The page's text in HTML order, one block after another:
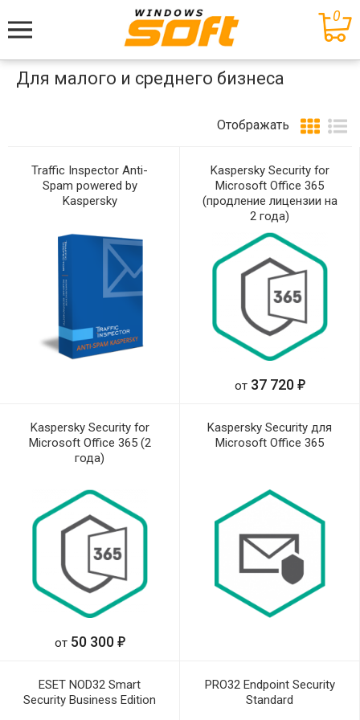
Меню
0
Для малого и среднего бизнеса
Отображать
Traffic Inspector Anti-
Spam powered by
Kaspersky
Kaspersky Security for
Microsoft Office 365
(продление лицензии на
2 года)
от 37 720 е
Kaspersky Security for
Microsoft Office 365 (2
года)
от 50 300 е
Kaspersky Security для
Microsoft Office 365
ESET NOD32 Smart
Security Business Edition
PRO32 Endpoint Security
Standard